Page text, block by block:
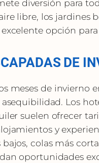
diversión para
libre, los jardines
opción
DE
meses de invierno
Los
suelen ofrecer
y
colas más
oportunidades